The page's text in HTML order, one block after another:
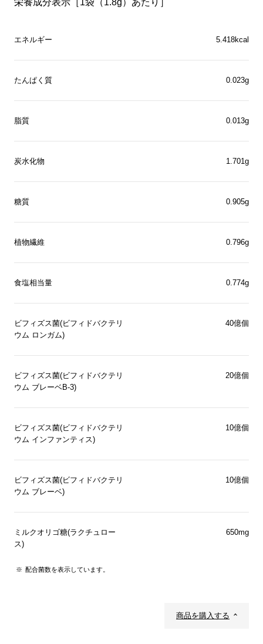
エネルギー 5.418kcal
たんぱく質 0.023g
脂質 0.013g
炭水化物 1.701g
糖質 0.905g
植物繊維 0.796g
食塩相当量 0.774g
ビフィズス菌(ビフィドバクテリ
ウム ロンガム)
40億個
ビフィズス菌(ビフィドバクテリ
ウム ブレーベB-3)
20億個
ビフィズス菌(ビフィドバクテリ
ウム インファンティス)
10億個
ビフィズス菌(ビフィドバクテリ
ウム ブレーベ)
10億個
ミルクオリゴ糖(ラクチュロー
ス)
650mg
配合菌数を表示しています。
商品を購入する